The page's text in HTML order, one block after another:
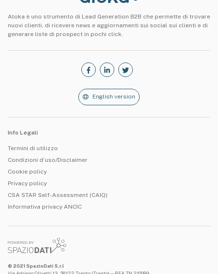
Atoka è uno strumento di Lead Generation B2B che permette di trovare
nuovi clienti, di ricevere news e aggiornamenti sui social sui clienti e di
generare liste di prospect in pochi click.
English version
Info Legali
Termini di utilizzo
Condizioni d’uso/Disclaimer
Cookie policy
Privacy policy
CSA STAR Self-Assessment (CAIQ)
Informativa privacy ANCIC
© 2021 SpazioDati S.r.l